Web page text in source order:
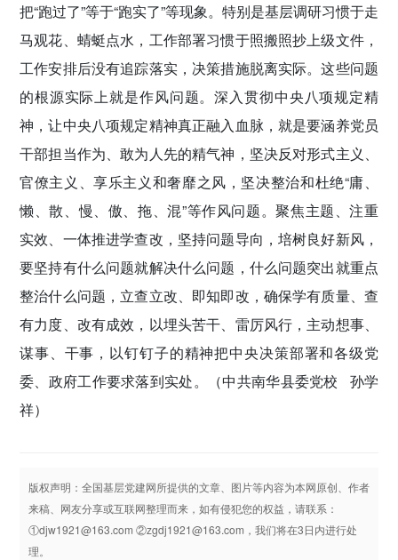
把“跑过了”等于“跑实了”等现象。特别是基层调研习惯于走
马观花、蜻蜓点水，工作部署习惯于照搬照抄上级文件，
工作安排后没有追踪落实，决策措施脱离实际。这些问题
的根源实际上就是作风问题。深入贯彻中央八项规定精
神，让中央八项规定精神真正融入血脉，就是要涵养党员
干部担当作为、敢为人先的精气神，坚决反对形式主义、
官僚主义、享乐主义和奢靡之风，坚决整治和杜绝“庸、
懒、散、慢、傲、拖、混”等作风问题。聚焦主题、注重
实效、一体推进学查改，坚持问题导向，培树良好新风，
要坚持有什么问题就解决什么问题，什么问题突出就重点
整治什么问题，立查立改、即知即改，确保学有质量、查
有力度、改有成效，以埋头苦干、雷厉风行，主动想事、
谋事、干事，以钉钉子的精神把中央决策部署和各级党
委、政府工作要求落到实处。
（中共南华县委党校 孙学
祥）
版权声明：全国基层党建网所提供的文章、图片等内容为本网原创、作者
来稿、网友分享或互联网整理而来，如有侵犯您的权益，请联系：
①djw1921@163.com ②zgdj1921@163.com，我们将在3日内进行处
理。